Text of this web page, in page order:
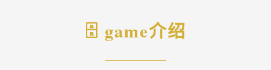
🗄️ game介绍